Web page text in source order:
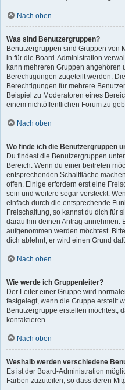
Nach oben
Was sind Benutzergruppen?
Benutzergruppen sind Gruppen von
in für die Board-Administration
kann mehreren Gruppen angehören
Berechtigungen zugeteilt werden.
Berechtigungen für mehrere
Beispiel zu Moderatoren eines
einem nichtöffentlichen Forum zu
Nach oben
Wo finde ich die Benutzergruppen
Du findest die Benutzergruppen
Bereich. Wenn du einer beitreten
entsprechenden Schaltfläche
offen. Einige erfordern erst eine
sein und weitere sogar versteckt.
einfach durch die entsprechende
Freischaltung, so kannst du dich für
daraufhin deinen Antrag annehmen.
aufgenommen werden möchtest.
dich ablehnt, er wird einen Grund
Nach oben
Wie werde ich Gruppenleiter?
Der Leiter einer Gruppe wird
festgelegt, wenn die Gruppe erstellt
Benutzergruppe erstellen möchtest,
kontaktieren.
Nach oben
Weshalb werden verschiedene
Es ist der Board-Administration
Farben zuzuteilen, so dass deren